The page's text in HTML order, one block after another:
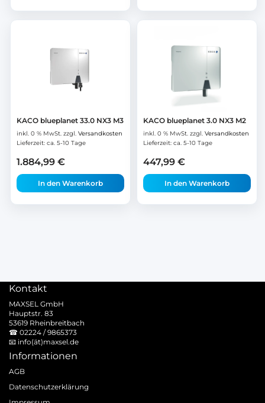
KACO blueplanet 33.0 NX3 M3
inkl. 0 % MwSt. zzgl. Versandkosten
Lieferzeit: ca. 5-10 Tage
1.884,99 €
In den Warenkorb
KACO blueplanet 3.0 NX3 M2
inkl. 0 % MwSt. zzgl. Versandkosten
Lieferzeit: ca. 5-10 Tage
447,99 €
In den Warenkorb
Kontakt
MAXSEL GmbH
Hauptstr. 83
53619 Rheinbreitbach
☎ 02224 / 9865373
📧 info(ät)maxsel.de
Informationen
AGB
Datenschutzerklärung